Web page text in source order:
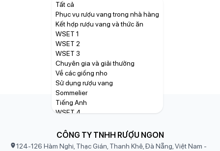
Tất cả
Phục vụ rượu vang trong nhà hàng
Kết hợp rượu vang và thức ăn
WSET 1
WSET 2
WSET 3
Chuyên gia và giải thưởng
Về các giống nho
Sử dụng rượu vang
Sommelier
Tiếng Anh
WSET 4
Vùng đất rượu vang
CÔNG TY TNHH RƯỢU NGON
124-126 Hàm Nghi, Thạc Gián, Thanh Khê, Đà Nẵng, Việt Nam -